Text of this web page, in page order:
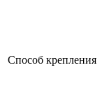
Способ крепления